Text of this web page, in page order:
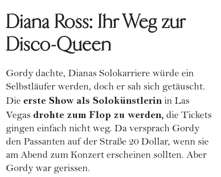
Diana Ross: Ihr Weg zur
Disco-Queen
Gordy dachte, Dianas Solokarriere würde ein
Selbstläufer werden, doch er sah sich getäuscht.
Die erste Show als Solokünstlerin in Las
Vegas drohte zum Flop zu werden, die Tickets
gingen einfach nicht weg. Da versprach Gordy
den Passanten auf der Straße 20 Dollar, wenn sie
am Abend zum Konzert erscheinen sollten. Aber
Gordy war gerissen.